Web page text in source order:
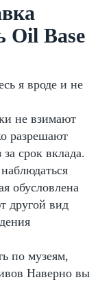
Oil Base
я вроде и не
не взимают
разрешают
за срок вклада.
обусловлена
другой вид
по музеям,
Наверно вы